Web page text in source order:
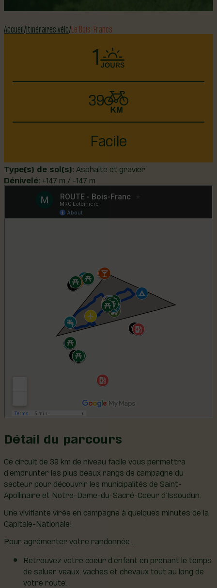
Accueil Itinéraires vélo Le Bois-Francs
1
39
Facile
Type(s) de sol(s): Asphalte et gravier
Dénivelé: +147 m / -147 m
Détail du parcours
Ce circuit de 39 km de niveau facile vous permettra
d’emprunter les plus beaux rangs de campagne du
secteur pour découvrir les municipalités de Saint-
Apollinaire et Notre-Dame-du-Sacré-Coeur d’Issoudun.
Une vivifiante virée en campagne à quelques minutes de la
Capitale-Nationale!
Pour agrémenter votre randonnée…
Retrouvez votre coeur d’enfant en prenant le temps
de saluer veaux, vaches et chevaux tout au long de
votre route.